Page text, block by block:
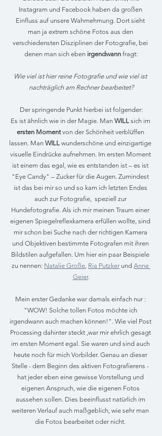
Instagram und Facebook haben da großen
Einfluss auf unsere Wahrnehmung. Dort sieht
man ja extrem schöne Fotos aus den
verschiedensten Disziplinen der Fotografie, bei
denen man sich eben irgendwann fragt:
Wie viel ist hier reine Fotografie und wie viel ist
nachträglich am Rechner bearbeitet?
Der springende Punkt hierbei ist folgender:
Es ist ähnlich wie in der Magie. Man WILL sich im
ersten Moment von der Schönheit verblüffen
lassen. Man WILL wunderschöne und einzigartige
visuelle Eindrücke aufnehmen. Im ersten Moment
ist einem das egal, wie es entstanden ist – es ist
"Eye Candy" – Zucker für die Augen. Zumindest
ist das bei mir so und so kam ich letzten Endes
auch zur Fotografie,  speziell zur
Hundefotografie. Als ich mir meinen Traum einer
eigenen Spiegelreflexkamera erfüllen wollte, sind
mir schon bei Suche nach der richtigen Kamera
und Objektiven bestimmte Fotografen mit ihren
Bildstilen aufgefallen. Um hier ein paar Beispiele
zu nennen: Natalie Große Ria Putzker und Anne
Geier.
Mein erster Gedanke war damals einfach nur :
"WOW! Solche tollen Fotos möchte ich
irgendwann auch machen können!". Wie viel Post
Processing dahinter steckt ,war mir ehrlich gesagt
im ersten Moment egal. Sie waren und sind auch
heute noch für mich Vorbilder. Genau an dieser
Stelle - dem Beginn des aktiven Fotografierens -
hat jeder eben eine gewisse Vorstellung und
eigenen Anspruch, wie die eigenen Fotos
aussehen sollen. Dies beeinflusst natürlich im
weiteren Verlauf auch maßgeblich, wie sehr man
die Fotos bearbeitet oder nicht.